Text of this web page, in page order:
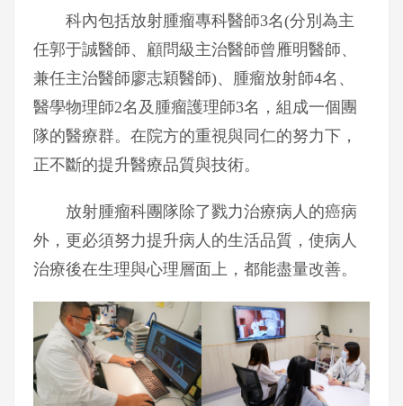
科內包括放射腫瘤專科醫師3名(分別為主
任郭于誠醫師、顧問級主治醫師曾雁明醫師、
兼任主治醫師廖志穎醫師)、腫瘤放射師4名、
醫學物理師2名及腫瘤護理師3名，組成一個團
隊的醫療群。在院方的重視與同仁的努力下，
正不斷的提升醫療品質與技術。
放射腫瘤科團隊除了戮力治療病人的癌病
外，更必須努力提升病人的生活品質，使病人
治療後在生理與心理層面上，都能盡量改善。